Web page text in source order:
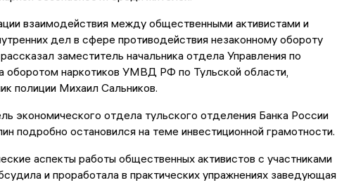
взаимодействия между общественными активистами и
дел в сфере противодействия незаконному обороту
заместитель начальника отдела Управления по
оборотом наркотиков УМВД РФ по Тульской области,
полиции Михаил Сальников.
экономического отдела тульского отделения Банка России
подробно остановился на теме инвестиционной грамотности.
аспекты работы общественных активистов с участниками
и проработала в практических упражнениях заведующая